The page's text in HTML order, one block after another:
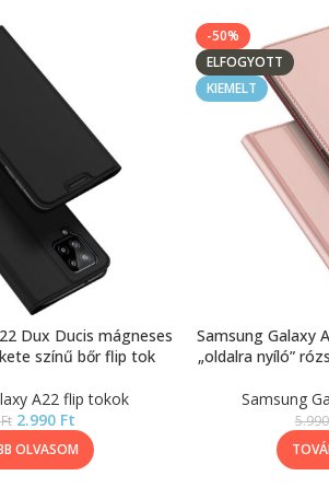
Dux Ducis mágneses
színű bőr flip tok
A22 flip tokok
Ft 2.990 Ft
OLVASOM
-50%
ELFOGYOTT
KIEMELT
Samsung Galaxy
„oldalra nyíló”
Samsung